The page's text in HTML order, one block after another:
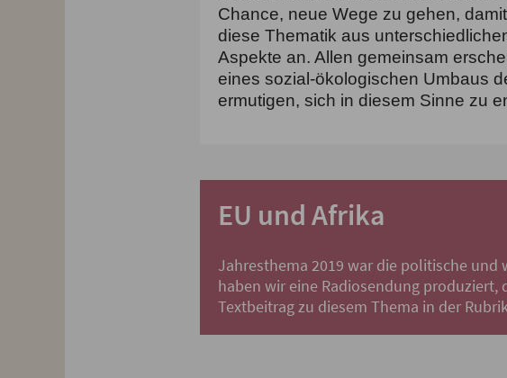
Chance, neue Wege zu gehen,
diese Thematik aus
Aspekte an. Allen gemeinsam
eines sozial-ökologischen Umbaus
ermutigen, sich in diesem Sinne zu
EU und Afrika
Jahresthema 2019 war die politische und
haben wir eine Radiosendung
Textbeitrag zu diesem Thema in der Rubrik